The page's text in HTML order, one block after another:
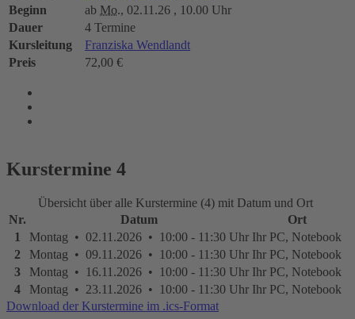
Beginn
ab Mo., 02.11.26 , 10.00 Uhr
Dauer
4 Termine
Kursleitung
Franziska Wendlandt
Preis
72,00 €
Kurstermine 4
Übersicht über alle Kurstermine (4) mit Datum und Ort
Nr.
Datum
Ort
1
Montag • 02.11.2026 • 10:00 - 11:30 Uhr Ihr PC, Notebook
2
Montag • 09.11.2026 • 10:00 - 11:30 Uhr Ihr PC, Notebook
3
Montag • 16.11.2026 • 10:00 - 11:30 Uhr Ihr PC, Notebook
4
Montag • 23.11.2026 • 10:00 - 11:30 Uhr Ihr PC, Notebook
Download der Kurstermine im .ics-Format